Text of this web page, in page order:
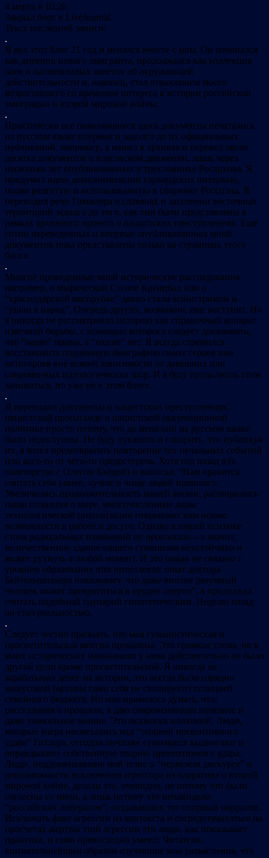
4 марта в 10:26
Закрыл блог в LiveJournal.
Текст последней записи:
.
Я вел этот блог 21 год и менялся вместе с ним. Он начинался
как дневник нового эмигранта, продолжался как коллекция
баек и насмешливых заметок об окружающей
действительности и, наконец, стал отражением моего
возраставшего со временем интереса к истории российской
эмиграции и второй мировой войны.
.
Практически все появлявшиеся здесь документы печатались
на русском языке впервые и задолго до их официальных
публикаций, например, я нашел в архивах и перевел около
десятка документов о власовском движении, лишь через
несколько лет опубликованных в трехтомнике Росархива. Я
придумал идею деанонимизации гарвардских интервью,
позже развитую и использованную в сборнике Росспэна. Я
переводил речи Гиммлера о славянах и заселении восточных
территорий задолго до того, как они были представлены в
рамках архивного проекта о нацистских преступлениях. Еще
сотни переведенных и впервые опубликованных мной
документов пока представлены только на страницах этого
блога.
.
Многие проведенные мной исторические расследования,
например, о мифической Стелле Кренцбах или о
“краснодарской мясорубке” давно стали мэйнстримом и
“ушли в народ”. Очередь других, возможно, еще наступит. Но
я никогда не рассматривал историю как справочный аппарат
извечной борьбы, с помощью которого следует доказывать,
что “наши” правы, а “ихние” нет. Я всегда стремился
восстановить подлинную биографию своих героев или
антигероев вне всякой зависимости от давешних или
современных идеологических шор. И я буду продолжать этим
заниматься, но уже не в этом блоге.
.
Я переводил документы о нацистских преступлениях,
нацистской пропаганде и нацистской оккупационной
политике просто потому, что до меня они на русском языке
были недоступны. Не буду лукавить и говорить, что публикуя
их, я хотел предотвратить повторение тех печальных событий
или кого-то от чего-то предостеречь. Хотя год назад я (в
соавторстве с Олегом Бэйдой) и написал: “Нам нравится
считать себя умнее, лучше и чище людей прошлого.
Увеличилась продолжительность нашей жизни, расширились
наши познания о мире, многочисленные дары
технологической цивилизации открывают нам новые
возможности в работе и досуге. Однако в нашей психике
столь радикальных изменений не произошло – а значит,
величественное здание нашего гуманизма неустойчиво и
может рухнуть в любой момент. И это никак не связано с
уровнем образования или интеллекта: опыт доктора
Бейтельшпахера показывает, что даже вполне разумный
человек может превратиться в орудие смерти”, я продолжал
считать подобный сценарий гипотетическим. Неделю назад
он стал реальностью.
.
Следует честно признать, что моя гуманистическая и
просветительская миссия провалена. Это громкие слова, но в
моих исторических начинаниях у меня действительно не было
другой цели кроме просветительской. Я никогда не
зарабатывал денег на истории, это всегда было изрядно
минусовой (архивы сами себя не скопируют) позицией
семейного бюджета. Но мне нравилось думать, что,
рассказывая о прошлом, я даю современникам полезное и
даже уникальное знание. Это оказалось иллюзией. Люди,
которые вчера насмехались над “теорией превентивного
удара” Гитлера, сегодня ничтоже сумняшеся выдвигают и
оправдывают собственную теорию превентивного удара.
Люди, поддерживавшие мой тезис о “пермском дискурсе” и
невозможности исключения агрессора из нарратива о второй
мировой войне, делали это, очевидно, не потому что были
согласны со мной, а лишь потому что ненавидели
“российских либералов”, создававших тот спорный нарратив.
Исключать факт агрессии из контекста и сосредотачиваться на
просчетах жертвы этой агрессии эти люди, как показывает
практика, и сами превосходно умеют. Читатели,
внимательнейшим образом изучавшие мои разъяснения, что